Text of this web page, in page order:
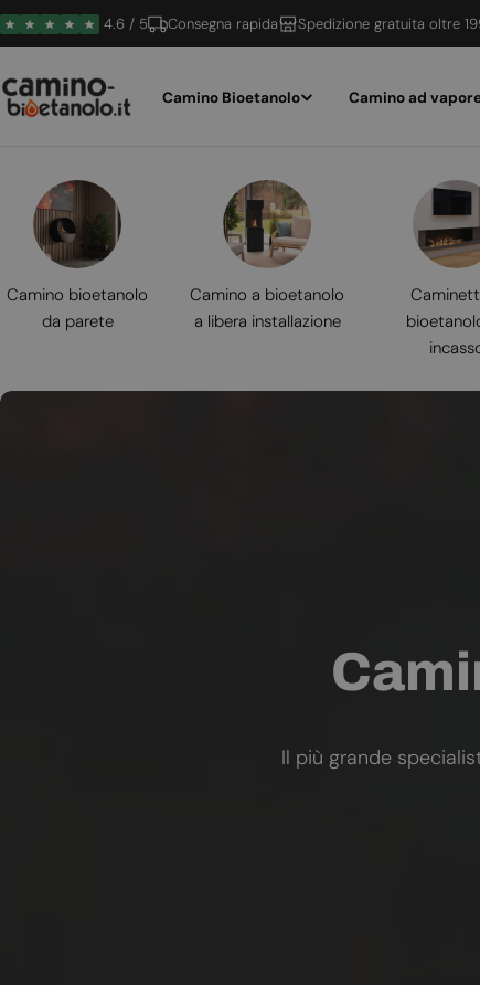
Vai
al
4.6 / 5 Consegna rapida Spedizione gratuita oltre
Camino Bioetanolo Camino ad
Camino bioetanolo
da parete
Camino a bioetanolo
a libera installazione
Il più grande